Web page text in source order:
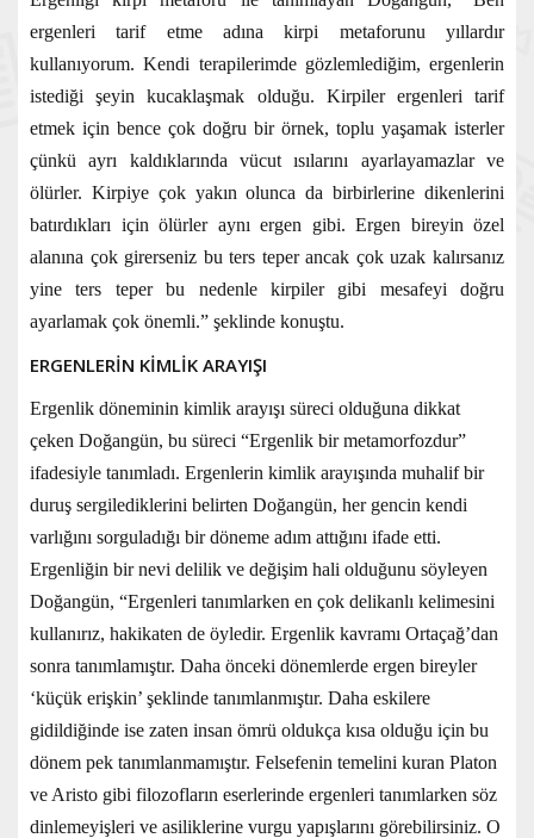
ergenleri tarif etme adına kirpi metaforunu yıllardır
kullanıyorum. Kendi terapilerimde gözlemlediğim, ergenlerin
istediği şeyin kucaklaşmak olduğu. Kirpiler ergenleri tarif
etmek için bence çok doğru bir örnek, toplu yaşamak isterler
çünkü ayrı kaldıklarında vücut ısılarını ayarlayamazlar ve
ölürler. Kirpiye çok yakın olunca da birbirlerine dikenlerini
batırdıkları için ölürler aynı ergen gibi. Ergen bireyin özel
alanına çok girerseniz bu ters teper ancak çok uzak kalırsanız
yine ters teper bu nedenle kirpiler gibi mesafeyi doğru
ayarlamak çok önemli.” şeklinde konuştu.
ERGENLERİN KİMLİK ARAYIŞI
Ergenlik döneminin kimlik arayışı süreci olduğuna dikkat
çeken Doğangün, bu süreci “Ergenlik bir metamorfozdur”
ifadesiyle tanımladı. Ergenlerin kimlik arayışında muhalif bir
duruş sergilediklerini belirten Doğangün, her gencin kendi
varlığını sorguladığı bir döneme adım attığını ifade etti.
Ergenliğin bir nevi delilik ve değişim hali olduğunu söyleyen
Doğangün, “Ergenleri tanımlarken en çok delikanlı kelimesini
kullanırız, hakikaten de öyledir. Ergenlik kavramı Ortaçağ’dan
sonra tanımlamıştır. Daha önceki dönemlerde ergen bireyler
‘küçük erişkin’ şeklinde tanımlanmıştır. Daha eskilere
gidildiğinde ise zaten insan ömrü oldukça kısa olduğu için bu
dönem pek tanımlanmamıştır. Felsefenin temelini kuran Platon
ve Aristo gibi filozofların eserlerinde ergenleri tanımlarken söz
dinlemeyişleri ve asiliklerine vurgu yapışlarını görebilirsiniz. O